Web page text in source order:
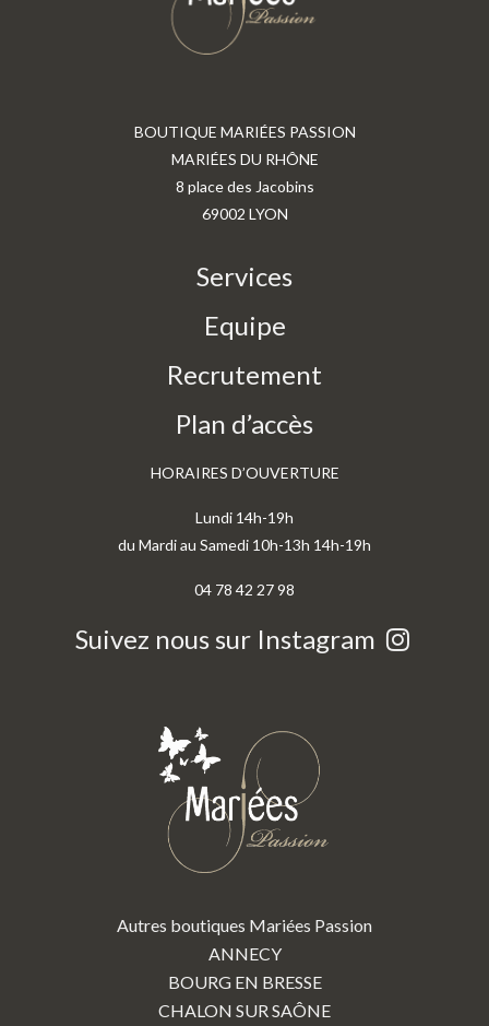
BOUTIQUE MARIÉES PASSION
MARIÉES DU RHÔNE
8 place des Jacobins
69002 LYON
Services
Equipe
Recrutement
Plan d’accès
HORAIRES D’OUVERTURE
Lundi 14h-19h
du Mardi au Samedi 10h-13h 14h-19h
04 78 42 27 98
Suivez nous sur Instagram
Autres boutiques Mariées Passion
ANNECY
BOURG EN BRESSE
CHALON SUR SAÔNE